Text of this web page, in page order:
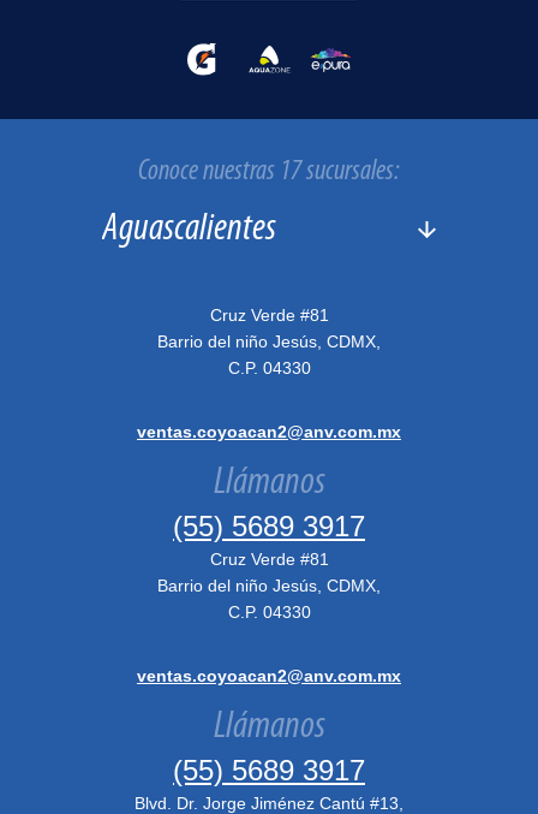
Conoce nuestras 17 sucursales:
Cruz Verde #81
Barrio del niño Jesús, CDMX,
C.P. 04330
ventas.coyoacan2@anv.com.mx
Llámanos
(55) 5689 3917
Cruz Verde #81
Barrio del niño Jesús, CDMX,
C.P. 04330
ventas.coyoacan2@anv.com.mx
Llámanos
(55) 5689 3917
Blvd. Dr. Jorge Jiménez Cantú #13,